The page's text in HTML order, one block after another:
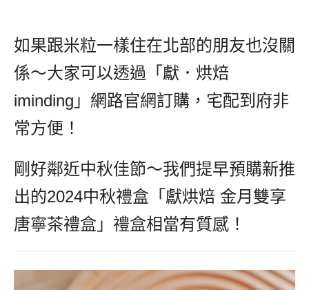
如果跟米粒一樣住在北部的朋友也沒關
係～大家可以透過「獻．烘焙
iminding」網路官網訂購，宅配到府非
常方便！
剛好鄰近中秋佳節～我們提早預購新推
出的2024中秋禮盒「獻烘焙 金月雙享
唐寧茶禮盒」禮盒相當有質感！